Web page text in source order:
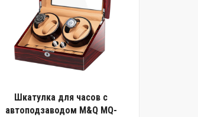
Шкатулка для часов с
автоподзаводом M&Q MQ-